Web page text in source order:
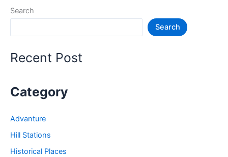
जगह
Places
Search
Search
Recent Post
Category
Advanture
Hill Stations
Historical Places